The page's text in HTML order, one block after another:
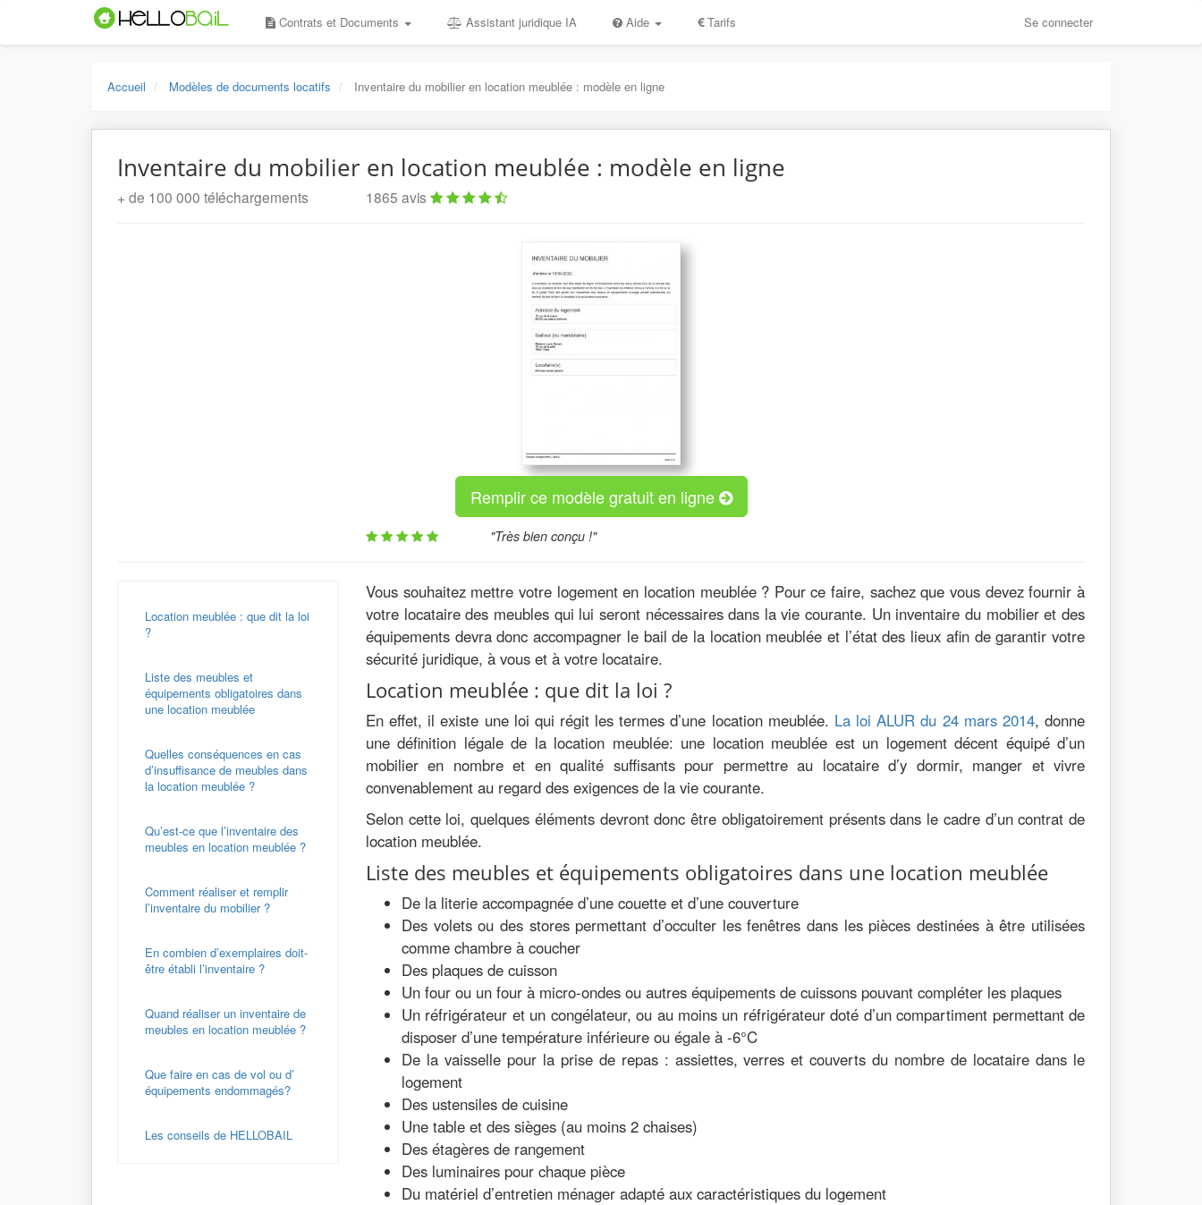
Contrats et Documents Assistant juridique IA Aide Tarifs Se connecter
Accueil Modèles de documents locatifs Inventaire du mobilier en location meublée : modèle en ligne
Inventaire du mobilier en location meublée : modèle en ligne
+ de 100 000 téléchargements 1865 avis
Remplir ce modèle gratuit en ligne
"Très bien conçu !"
Location meublée : que dit la loi
?
Liste des meubles et
équipements obligatoires dans
une location meublée
Quelles conséquences en cas
d’insuffisance de meubles dans
la location meublée ?
Qu’est-ce que l’inventaire des
meubles en location meublée ?
Comment réaliser et remplir
l’inventaire du mobilier ?
En combien d’exemplaires doit-
être établi l’inventaire ?
Quand réaliser un inventaire de
meubles en location meublée ?
Que faire en cas de vol ou d’
équipements endommagés?
Les conseils de HELLOBAIL
Vous souhaitez mettre votre logement en location meublée ? Pour ce faire, sachez que vous devez fournir à
votre locataire des meubles qui lui seront nécessaires dans la vie courante. Un inventaire du mobilier et des
équipements devra donc accompagner le bail de la location meublée et l’état des lieux afin de garantir votre
sécurité juridique, à vous et à votre locataire.
Location meublée : que dit la loi ?
En effet, il existe une loi qui régit les termes d’une location meublée. La loi ALUR du 24 mars 2014, donne
une définition légale de la location meublée: une location meublée est un logement décent équipé d’un
mobilier en nombre et en qualité suffisants pour permettre au locataire d’y dormir, manger et vivre
convenablement au regard des exigences de la vie courante.
Selon cette loi, quelques éléments devront donc être obligatoirement présents dans le cadre d’un contrat de
location meublée.
Liste des meubles et équipements obligatoires dans une location meublée
De la literie accompagnée d’une couette et d’une couverture
Des volets ou des stores permettant d’occulter les fenêtres dans les pièces destinées à être utilisées
comme chambre à coucher
Des plaques de cuisson
Un four ou un four à micro-ondes ou autres équipements de cuissons pouvant compléter les plaques
Un réfrigérateur et un congélateur, ou au moins un réfrigérateur doté d’un compartiment permettant de
disposer d’une température inférieure ou égale à -6°C
De la vaisselle pour la prise de repas : assiettes, verres et couverts du nombre de locataire dans le
logement
Des ustensiles de cuisine
Une table et des sièges (au moins 2 chaises)
Des étagères de rangement
Des luminaires pour chaque pièce
Du matériel d’entretien ménager adapté aux caractéristiques du logement